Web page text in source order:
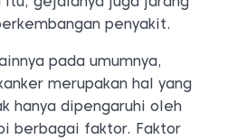
penyakit.
pada umumnya,
merupakan hal yang
hanya dipengaruhi oleh
berbagai faktor. Faktor